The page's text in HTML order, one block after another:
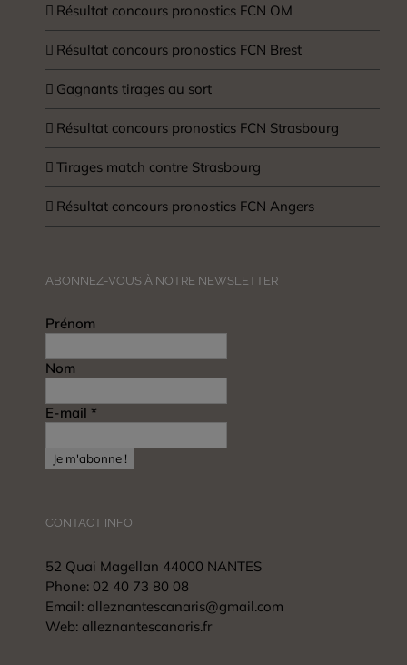
Résultat concours pronostics FCN OM
Résultat concours pronostics FCN Brest
Gagnants tirages au sort
Résultat concours pronostics FCN Strasbourg
Tirages match contre Strasbourg
Résultat concours pronostics FCN Angers
ABONNEZ-VOUS À NOTRE NEWSLETTER
Prénom
Nom
E-mail *
CONTACT INFO
52 Quai Magellan 44000 NANTES
Phone: 02 40 73 80 08
Email: alleznantescanaris@gmail.com
Web: alleznantescanaris.fr